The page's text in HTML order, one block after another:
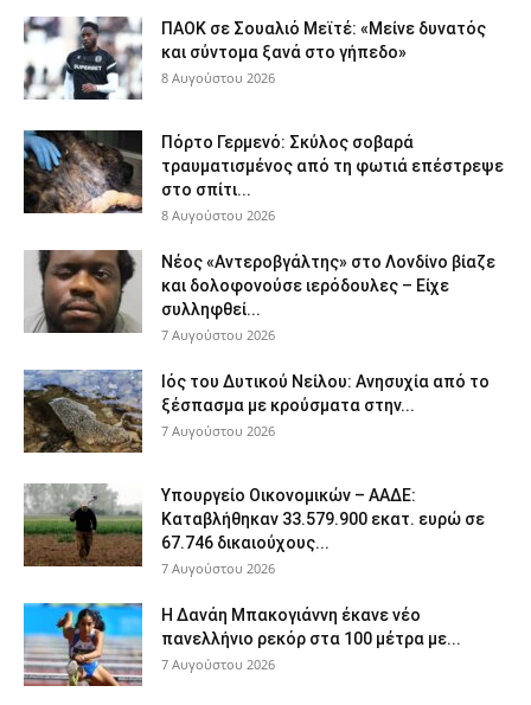
ΠΑΟΚ σε Σουαλιό Μεϊτέ: «Μείνε δυνατός
και σύντομα ξανά στο γήπεδο»
8 Αυγούστου 2026
Πόρτο Γερμενό: Σκύλος σοβαρά
τραυματισμένος από τη φωτιά επέστρεψε
στο σπίτι...
8 Αυγούστου 2026
Νέος «Αντεροβγάλτης» στο Λονδίνο βίαζε
και δολοφονούσε ιερόδουλες – Είχε
συλληφθεί...
7 Αυγούστου 2026
Ιός του Δυτικού Νείλου: Ανησυχία από το
ξέσπασμα με κρούσματα στην...
7 Αυγούστου 2026
Υπουργείο Οικονομικών – ΑΑΔΕ:
Καταβλήθηκαν 33.579.900 εκατ. ευρώ σε
67.746 δικαιούχους...
7 Αυγούστου 2026
Η Δανάη Μπακογιάννη έκανε νέο
πανελλήνιο ρεκόρ στα 100 μέτρα με...
7 Αυγούστου 2026